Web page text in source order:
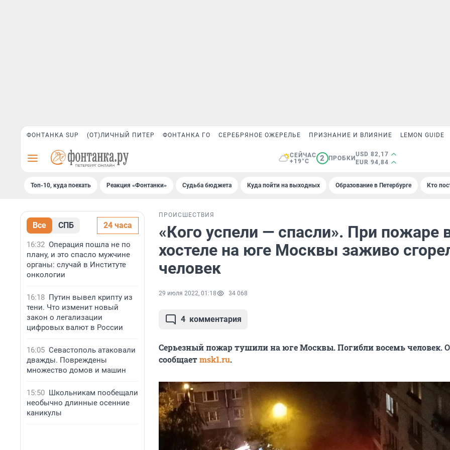
ФОНТАНКА SUP (ОТ)ЛИЧНЫЙ ПИТЕР ФОНТАНКА ГО СЕРЕБРЯНОЕ ОЖЕРЕЛЬЕ ПРИЗНАНИЕ И ВЛИЯНИЕ LEMON GUIDE
СЕЙЧАС
+19°C
2 ПРОБКИ
USD 82,17
EUR 94,84
Топ-10, куда поехать Реакция «Фонтанки» Судьба бюджета Куда пойти на выходных Образование в Петербурге Кто
Все СПБ 24 часа
16:32 Операция пошла не по
плану, и это спасло мужчине
органы: случай в Институте
онкологии
16:18 Путин вывел крипту из
тени. Что изменит новый
закон о легализации
цифровых валют в России
16:05 Севастополь атаковали
дважды. Повреждены
множество домов и машин
15:50 Школьникам пообещали
необычно длинные осенние
каникулы
ПРОИСШЕСТВИЯ
«Кого успели — спасли». При пожаре
хостеле на юге Москвы заживо
человек
29 июля 2022, 01:18 34 068
4 комментария
Серьезный пожар тушили на юге Москвы. Погибли восемь человек.
сообщаетmsk1.ru.